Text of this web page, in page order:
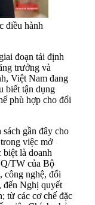
điều hành
đoạn tái định
trưởng và
Việt Nam đang
biết tận dụng
phù hợp cho đổi
gần đây cho
việc mở
là doanh
TW của Bộ
công nghệ, đổi
đến Nghị quyết
từ các cơ chế đặc